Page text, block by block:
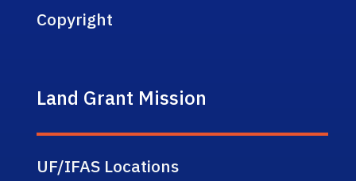
Copyright
Land Grant Mission
UF/IFAS Locations